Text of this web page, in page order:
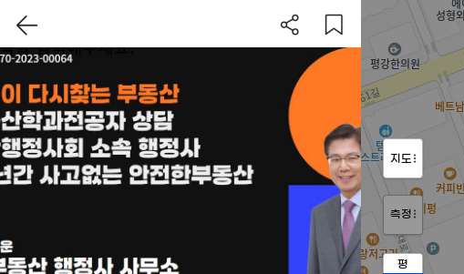
지도
측정
평